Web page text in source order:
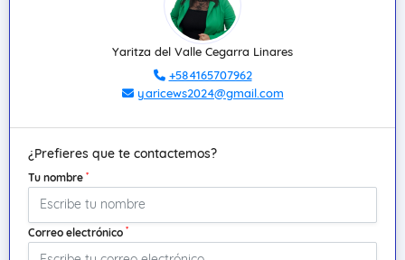
Yaritza del Valle Cegarra Linares
+584165707962
yaricews2024@gmail.com
¿Prefieres que te contactemos?
Tu nombre *
Correo electrónico *